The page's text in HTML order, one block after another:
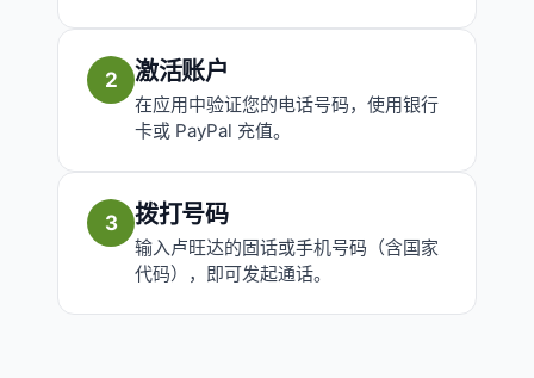
2 激活账户
在应用中验证您的电话号码，使用银行
卡或 PayPal 充值。
3 拨打号码
输入卢旺达的固话或手机号码（含国家
代码），即可发起通话。